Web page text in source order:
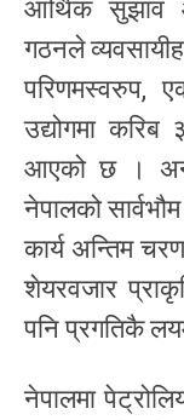
आर्थिक सुझाव
गठनले
परिणमस्वरुप,
उद्योगमा करिब
आएको छ ।
नेपालको
कार्य अन्तिम
शेयरवजार
पनि प्रगतिकै
नेपालमा